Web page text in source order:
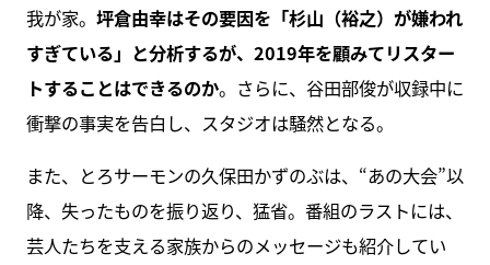
我が家。 坪倉由幸はその要因を「杉山（裕之）が嫌われ
すぎている」と分析するが、2019年を顧みてリスター
トすることはできるのか。さらに、谷田部俊が収録中に
衝撃の事実を告白し、スタジオは騒然となる。
また、とろサーモンの久保田かずのぶは、“あの大会”以
降、失ったものを振り返り、猛省。番組のラストには、
芸人たちを支える家族からのメッセージも紹介してい